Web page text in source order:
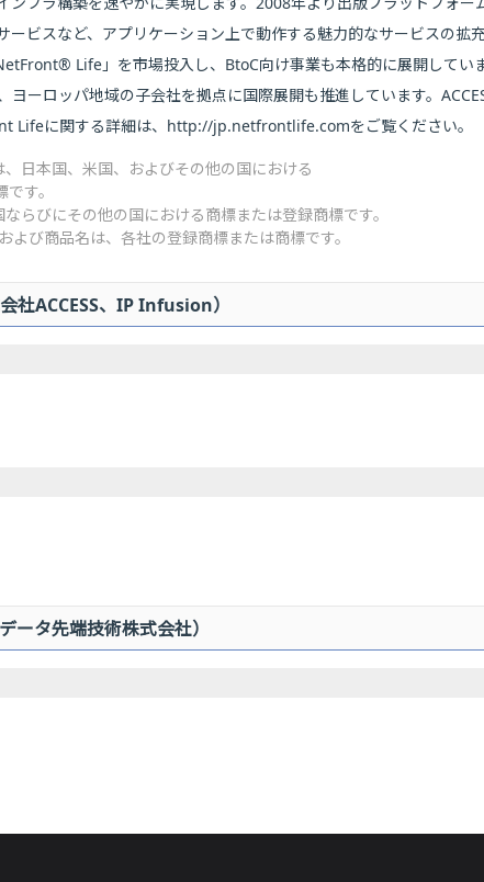
ビスなど、アプリケーション上で動作する魅力的なサービスの拡
Life」を市場投入し、BtoC向け事業も本格的に展開してい
ヨーロッパ地域の子会社を拠点に国際展開も推進しています。
Lifeに関する詳細は、http://jp.netfrontlife.comをご覧ください。
日本国、米国、およびその他の国における
す。
びにその他の国における商標または登録商標です。
び商品名は、各社の登録商標または商標です。
社ACCESS、IP Infusion）
ータ先端技術株式会社）